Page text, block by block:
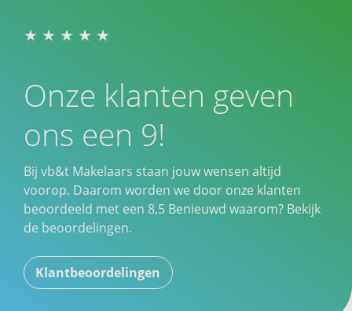
Onze klanten geven
ons een 9!
Bij vb&t Makelaars staan jouw wensen altijd
voorop. Daarom worden we door onze klanten
beoordeeld met een 8,5 Benieuwd waarom? Bekijk
de beoordelingen.
Klantbeoordelingen